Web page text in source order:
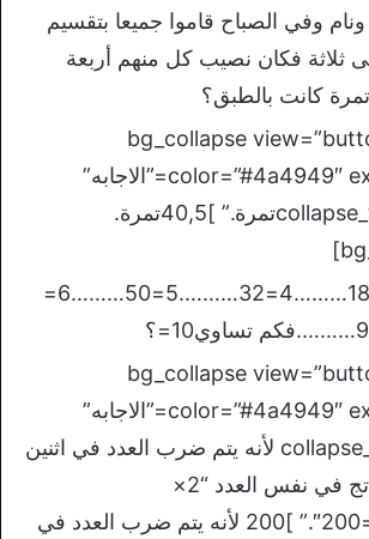
وفي الصباح قاموا جميعا بتقسيم
ثلاثة فكان نصيب كل منهم أربعة
كانت بالطبق؟
[bg_collapse
color=”#4a4949″ expand_text=”الاجابه”
collapse_text=”40,5تمرة.” ]40,5تمرة.
إذا كانت 3=18………4=32……….5=50………6=
[bg_collapse
color=”#4a4949″ expand_text=”الاجابه”
collapse_text=”200 لأنه يتم ضرب العدد في اثنين
ثم ضرب الناتج في نفس العدد “2×
10=20×10=200″.” ]200 لأنه يتم ضرب العدد في